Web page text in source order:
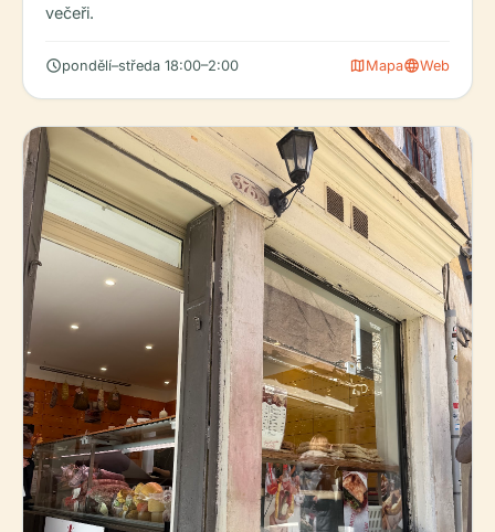
večeři.
schedulepondělí–středa 18:00–2:00 mapMapalanguageWeb